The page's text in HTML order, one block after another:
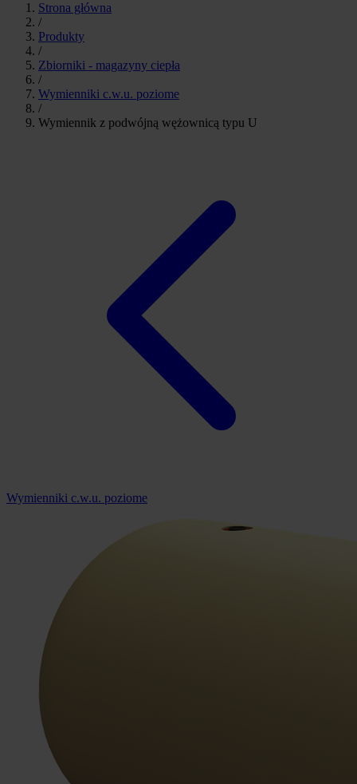
Strona główna
/
Produkty
/
Zbiorniki - magazyny ciepła
/
Wymienniki c.w.u. poziome
/
Wymiennik z podwójną wężownicą typu U
Wymienniki c.w.u. poziome